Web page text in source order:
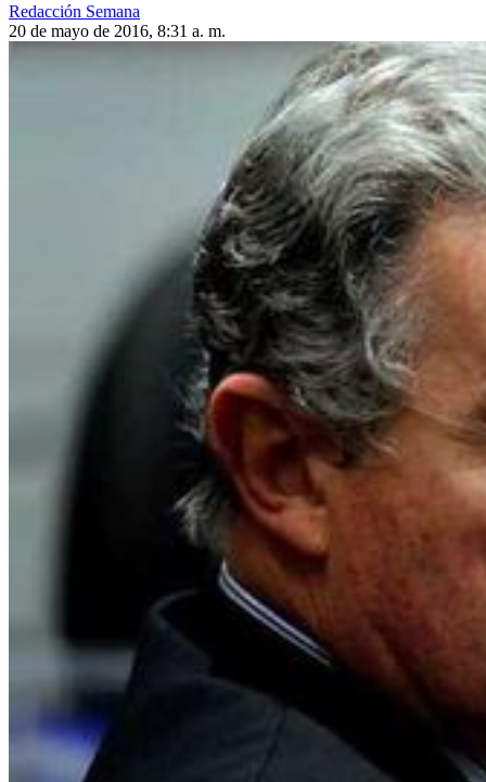
Redacción Semana
20 de mayo de 2016, 8:31 a. m.